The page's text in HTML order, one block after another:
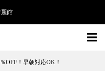
館

OFF！早朝対応OK！